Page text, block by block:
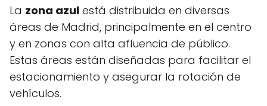
La zona azul está distribuida en diversas
áreas de Madrid, principalmente en el centro
y en zonas con alta afluencia de público.
Estas áreas están diseñadas para facilitar el
estacionamiento y asegurar la rotación de
vehículos.